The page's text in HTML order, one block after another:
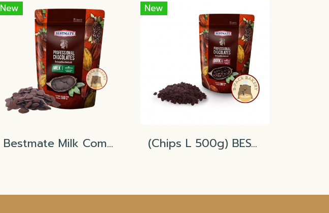
New
Bestmate Milk Compound Buttons
New
(Chips L 500g) BESTMATE DarkCompound Large Chips